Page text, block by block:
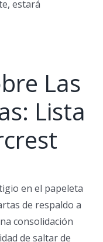
estará
Las
Lista
en el papeleta
de respaldo a
consolidación
de saltar de